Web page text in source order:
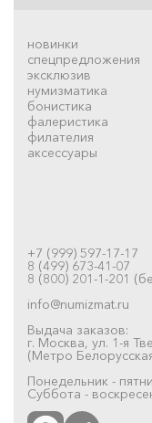
новинки
спецпредложения
эксклюзив
нумизматика
бонистика
фалеристика
филателия
аксессуары
+7 (999) 597-17-17
8 (499) 673-41-07
8 (800) 201-1-201
info@numizmat.ru
Выдача заказов:
г. Москва, ул. 1-я
(Метро
Понедельник -
Суббота -